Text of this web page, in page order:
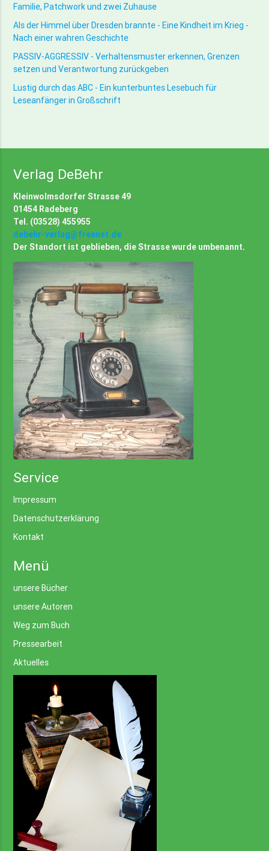
Familie, Patchwork und zwei Zuhause
Als der Himmel über Dresden brannte - Eine Kindheit im Krieg -
Nach einer wahren Geschichte
PASSIV-AGGRESSIV - Verhaltensmuster erkennen, Grenzen
setzen und Verantwortung zurückgeben
Lustig durch das ABC - Ein kunterbuntes Lesebuch für
Leseanfänger in Großschrift
Verlag DeBehr
Kleinwolmsdorfer Strasse 49
01454 Radeberg
Tel. (03528) 455955
debehr-verlag@freenet.de
Der Standort ist geblieben, die Strasse wurde umbenannt.
Service
Impressum
Datenschutzerklärung
Kontakt
Menü
unsere Bücher
unsere Autoren
Weg zum Buch
Pressearbeit
Aktuelles